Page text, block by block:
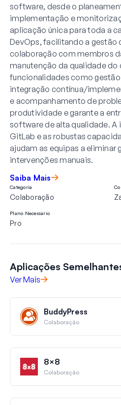
software, desde o
implementação e
aplicação única para toda a
DevOps, facilitando a gestão
colaboração com membros
manutenção da qualidade do
funcionalidades como
integração contínua/
e acompanhamento de
produtividade e garante a
software de alta qualidade.
GitLab e as robustas
ajudam as equipas a eliminar
intervenções manuais.
Saiba Mais
Categoria
Colaboração
Plano Necessário
Pro
Aplicações
Ver Mais
BuddyPress
Colaboração
8×8
Colaboração